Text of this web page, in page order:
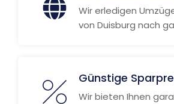
Wir erledigen
von Duisburg nach
Günstige
Wir bieten Ihnen